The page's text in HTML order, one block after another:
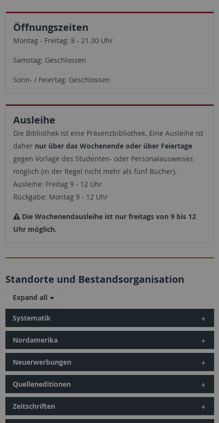
Öffnungszeiten
Montag - Freitag: 8 - 21.30 Uhr
Samstag: Geschlossen
Sonn- / Feiertag: Geschlossen
Ausleihe
Die Bibliothek ist eine Präsenzbibliothek. Eine Ausleihe ist
daher nur über das Wochenende oder über Feiertage
gegen Vorlage des Studenten- oder Personalausweises
möglich (in der Regel nicht mehr als fünf Bücher).
Ausleihe: Freitag 9 - 12 Uhr
Rückgabe: Montag 9 - 12 Uhr
Die Wochenendausleihe ist nur freitags von 9 bis 12
Uhr möglich.
Standorte und Bestandsorganisation
Expand all
Systematik
Nordamerika
Neuerwerbungen
Quelleneditionen
Zeitschriften